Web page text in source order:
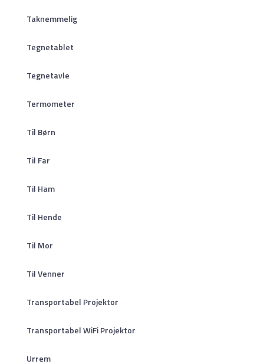
Taknemmelig
Tegnetablet
Tegnetavle
Termometer
Til Børn
Til Far
Til Ham
Til Hende
Til Mor
Til Venner
Transportabel Projektor
Transportabel WiFi Projektor
Urrem